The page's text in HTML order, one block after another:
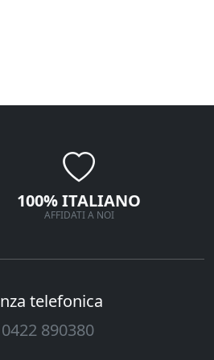
100% ITALIANO
AFFIDATI A NOI
telefonica
890380